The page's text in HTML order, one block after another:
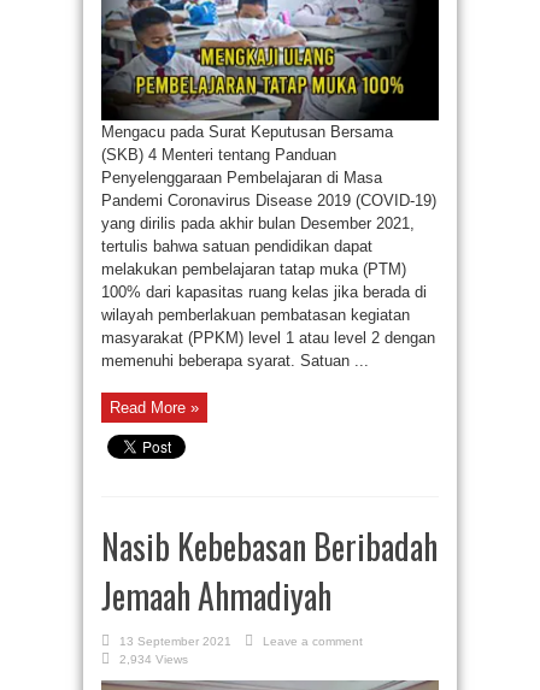
Mengacu pada Surat Keputusan Bersama
(SKB) 4 Menteri tentang Panduan
Penyelenggaraan Pembelajaran di Masa
Pandemi Coronavirus Disease 2019 (COVID-19)
yang dirilis pada akhir bulan Desember 2021,
tertulis bahwa satuan pendidikan dapat
melakukan pembelajaran tatap muka (PTM)
100% dari kapasitas ruang kelas jika berada di
wilayah pemberlakuan pembatasan kegiatan
masyarakat (PPKM) level 1 atau level 2 dengan
memenuhi beberapa syarat. Satuan ...
Read More »
Nasib Kebebasan Beribadah
Jemaah Ahmadiyah
13 September 2021
Leave a comment
2,934 Views